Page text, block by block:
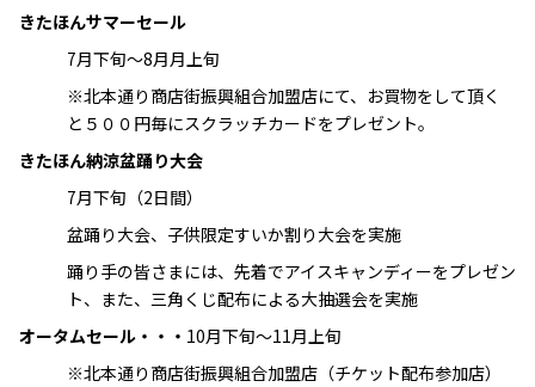
きたほんサマーセール
7月下旬～8月月上旬
※北本通り商店街振興組合加盟店にて、お買物をして頂く
と５００円毎にスクラッチカードをプレゼント。
きたほん納涼盆踊り大会
7月下旬（2日間）
盆踊り大会、子供限定すいか割り大会を実施
踊り手の皆さまには、先着でアイスキャンディーをプレゼン
ト、また、三角くじ配布による大抽選会を実施
オータムセール・・・ 10月下旬～11月上旬
※北本通り商店街振興組合加盟店（チケット配布参加店）